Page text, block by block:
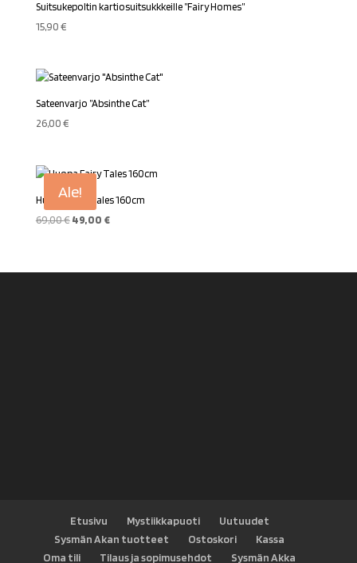
Suitsukepoltin kartiosuitsukkkeille ”Fairy Homes”
15,90€
Sateenvarjo ”Absinthe Cat”
26,00€
Ale!
Huopa Fairy Tales 160cm
69,00€ Alkuperäinen
69,00 €.
49,00 €Nykyinen
49,00 €.
Etusivu Mystiikkapuoti
Uutuudet
Sysmän Akan tuotteet
Ostoskori
Kassa
Oma tili
Tilaus ja sopimusehdot Sysmän Akka